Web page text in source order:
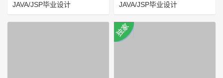
JAVA/JSP毕业设计 JAVA/JSP毕业设计